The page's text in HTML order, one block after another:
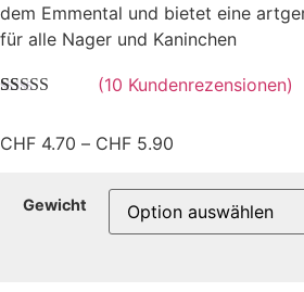
dem Emmental und bietet eine
für alle Nager und Kaninchen
basierend auf
(10 Kundenrezensionen)
CHF 4.70 – CHF 5.90
bis
CHF 5.90
Gewicht